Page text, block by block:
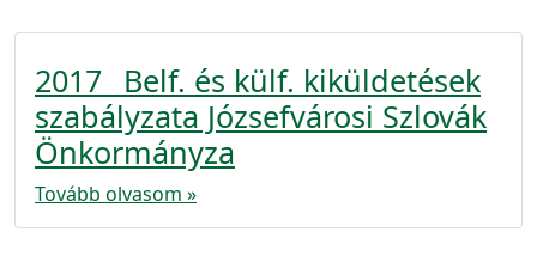
2017_ Belf. és külf. kiküldetések
szabályzata Józsefvárosi Szlovák
Önkormányza
Tovább olvasom »